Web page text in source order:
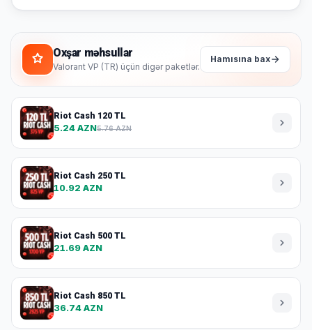
Oxşar məhsullar
Valorant VP (TR) üçün digər paketlər.
Hamısına bax
Riot Cash 120 TL
5.24 AZN5.76 AZN
Riot Cash 250 TL
10.92 AZN
Riot Cash 500 TL
21.69 AZN
Riot Cash 850 TL
36.74 AZN